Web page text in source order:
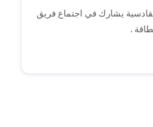
يشارك في اجتماع فريق
.